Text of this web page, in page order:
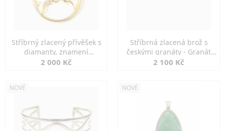
Stříbrný zlacený přívěšek s
diamanty, znamení
KOZOROH
2 000 Kč
Stříbrná zlacená brož s
českými granáty - Granát
Turnov
2 100 Kč
NOVÉ NOVÉ